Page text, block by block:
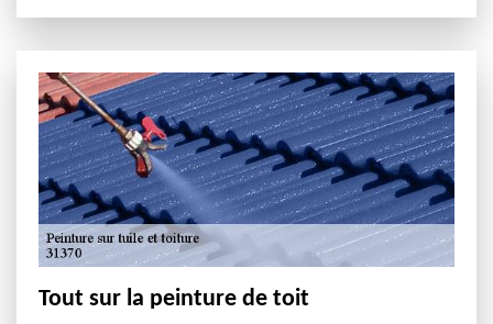
Tout sur la peinture de toit